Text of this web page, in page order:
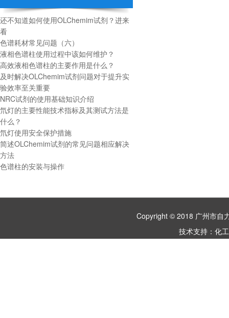
还不知道如何使用OLChemim试剂？进来
看
色谱耗材常见问题（六）
液相色谱柱使用过程中该如何维护？
高效液相色谱柱的主要作用是什么？
及时解决OLChemim试剂问题对于提升实
验效率至关重要
NRC试剂的使用基础知识介绍
氘灯的主要性能技术指标及其测试方法是
什么？
氘灯使用安全保护措施
简述OLChemim试剂的常见问题相应解决
方法
色谱柱的安装与操作
Copyright © 2018 广州市
技术支持： 化